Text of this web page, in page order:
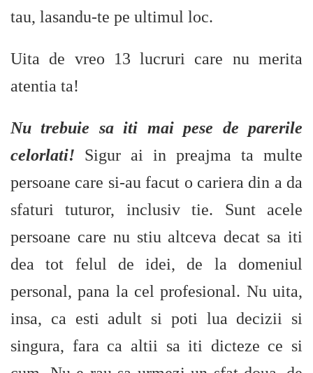
tau, lasandu-te pe ultimul loc.
Uita de vreo 13 lucruri care nu merita
atentia ta!
Nu trebuie sa iti mai pese de parerile
celorlati! Sigur ai in preajma ta multe
persoane care si-au facut o cariera din a da
sfaturi tuturor, inclusiv tie. Sunt acele
persoane care nu stiu altceva decat sa iti
dea tot felul de idei, de la domeniul
personal, pana la cel profesional. Nu uita,
insa, ca esti adult si poti lua decizii si
singura, fara ca altii sa iti dicteze ce si